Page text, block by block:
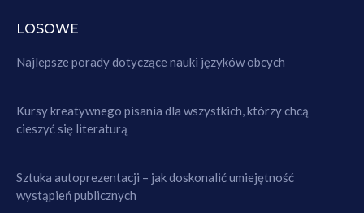
LOSOWE
Najlepsze porady dotyczące nauki języków obcych
Kursy kreatywnego pisania dla wszystkich, którzy chcą
cieszyć się literaturą
Sztuka autoprezentacji – jak doskonalić umiejętność
wystąpień publicznych